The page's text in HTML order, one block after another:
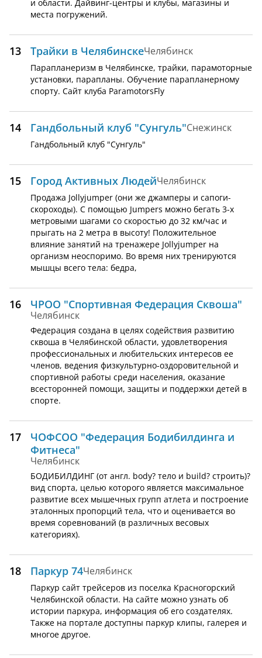
и области. Дайвинг-центры и клубы, магазины и
места погружений.
13 Трайки в ЧелябинскеЧелябинск
Парапланеризм в Челябинске, трайки, парамоторные
установки, парапланы. Обучение парапланерному
спорту. Сайт клуба ParamotorsFly
14 Гандбольный клуб "Сунгуль"Снежинск
Гандбольный клуб "Сунгуль"
15 Город Активных ЛюдейЧелябинск
Продажа Jollyjumper (они же джамперы и сапоги-
скороходы). С помощью Jumpers можно бегать 3-х
метровыми шагами со скоростью до 32 км/час и
прыгать на 2 метра в высоту! Положительное
влияние занятий на тренажере Jollyjumper на
организм неоспоримо. Во время них тренируются
мышцы всего тела: бедра,
16 ЧРОО "Спортивная Федерация Сквоша"
Челябинск
Федерация создана в целях содействия развитию
сквоша в Челябинской области, удовлетворения
профессиональных и любительских интересов ее
членов, ведения физкультурно-оздоровительной и
спортивной работы среди населения, оказание
всесторонней помощи, защиты и поддержки детей в
спорте.
17
ЧОФСОО "Федерация Бодибилдинга и
Фитнеса"
Челябинск
БОДИБИЛДИНГ (от англ. body? тело и build? строить)?
вид спорта, целью которого является максимальное
развитие всех мышечных групп атлета и построение
эталонных пропорций тела, что и оценивается во
время соревнований (в различных весовых
категориях).
18 Паркур 74Челябинск
Паркур сайт трейсеров из поселка Красногорский
Челябинской области. На сайте можно узнать об
истории паркура, информация об его создателях.
Также на портале доступны паркур клипы, галерея и
многое другое.